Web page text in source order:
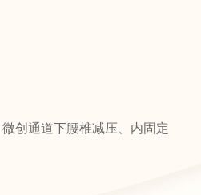
创通道下腰椎减压、内固定